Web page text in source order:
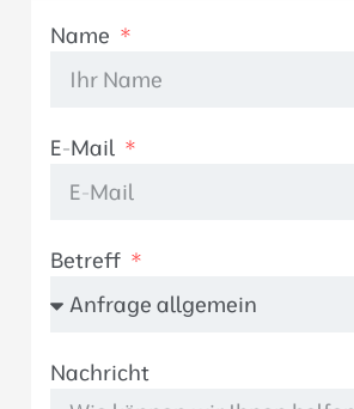
Name
E-Mail
Betreff
Nachricht